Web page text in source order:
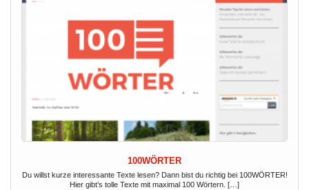
100WÖRTER
Du willst kurze interessante Texte lesen? Dann bist du richtig bei 100WÖRTER!
Hier gibt’s tolle Texte mit maximal 100 Wörtern. […]